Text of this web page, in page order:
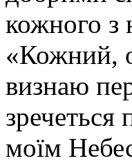
кожного з
«Кожний,
визнаю
моїм